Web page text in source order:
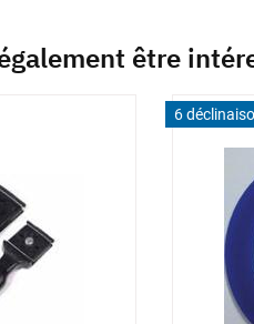
être
6